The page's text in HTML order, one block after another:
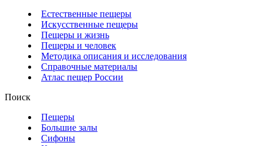
Естественные пещеры
Искусственные пещеры
Пещеры и жизнь
Пещеры и человек
Методика описания и исследования
Справочные материалы
Атлас пещер России
Поиск
Пещеры
Большие залы
Сифоны